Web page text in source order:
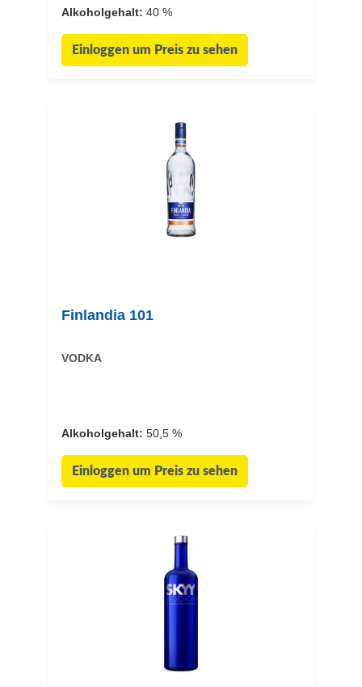
Alkoholgehalt: 40 %
Einloggen um Preis zu sehen
Finlandia 101
VODKA
Alkoholgehalt: 50,5 %
Einloggen um Preis zu sehen